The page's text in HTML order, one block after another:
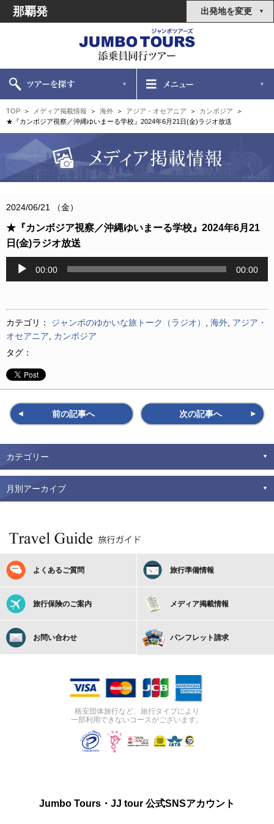
那覇発 出発地を変更
TOP メディア掲載情報 海外 アジア・オセアニア
カンボジア
★『カンボジア視察／沖縄ゆいまーる学校』2024年6月21日(金)ラジオ放送
2024/06/21 （金）
★『カンボジア視察／沖縄ゆいまーる学校』2024年6月21
日(金)ラジオ放送
ヤ
ー
00:00 00:00
カテゴリ： ジャンボのゆかいな旅トーク（ラジオ） 海外 アジア・
オセアニア
カンボジア
タグ：
前の記事へ 次の記事へ
カテゴリー
月別アーカイブ
よくあるご質問 旅行準備情報
旅行保険のご案内 メディア掲載情報
お問い合わせ パンフレット請求
格安団体旅行など、旅行タイプにより
一部利用できないコースがございます。
Jumbo Tours・JJ tour 公式SNSアカウント